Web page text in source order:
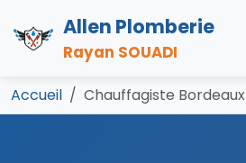
Allen Plomberie
Rayan SOUADI
Accueil Chauffagiste Bordeaux